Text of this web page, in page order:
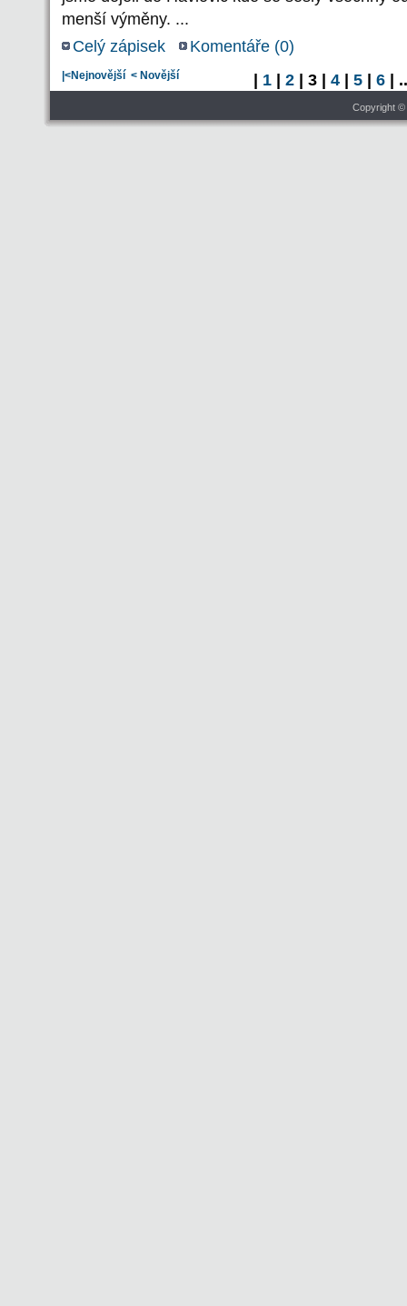
menší výměny. ...
Celý zápisek
Komentáře (0)
|<Nejnovější < Novější | 1 | 2 | 3 | 4 | 5 | 6 |
Copyright